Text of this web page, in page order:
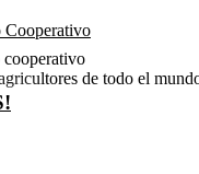
Cooperativo
de todo el